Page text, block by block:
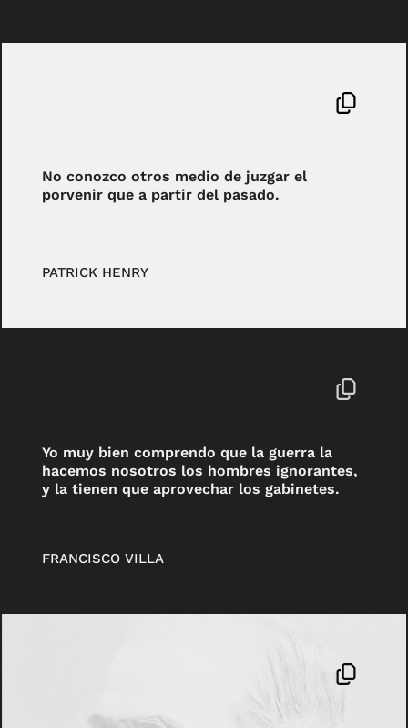
No conozco otros medio de juzgar el
porvenir que a partir del pasado.
PATRICK HENRY
Yo muy bien comprendo que la guerra la
hacemos nosotros los hombres ignorantes,
y la tienen que aprovechar los gabinetes.
FRANCISCO VILLA